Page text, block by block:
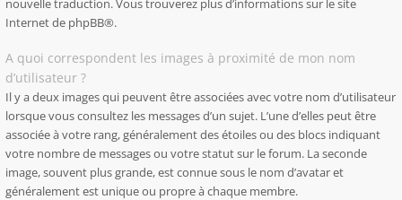
nouvelle traduction. Vous trouverez plus d’informations sur le site
Internet de phpBB®.
A quoi correspondent les images à proximité de mon nom
d’utilisateur ?
Il y a deux images qui peuvent être associées avec votre nom d’utilisateur
lorsque vous consultez les messages d’un sujet. L’une d’elles peut être
associée à votre rang, généralement des étoiles ou des blocs indiquant
votre nombre de messages ou votre statut sur le forum. La seconde
image, souvent plus grande, est connue sous le nom d’avatar et
généralement est unique ou propre à chaque membre.